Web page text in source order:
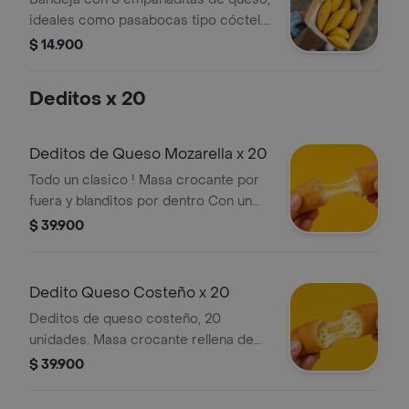
gramos)
ideales como pasabocas tipo cóctel.
Tamaño aproximado de 6 a 7 cm.
$ 14.900
Deditos x 20
Deditos de Queso Mozarella x 20
Todo un clasico ! Masa crocante por
fuera y blanditos por dentro Con un
queso mozzarella que se estira
antojito (6 a 7 cm)
$ 39.900
Dedito Queso Costeño x 20
Deditos de queso costeño, 20
unidades. Masa crocante rellena de
queso costeño, ideales como
$ 39.900